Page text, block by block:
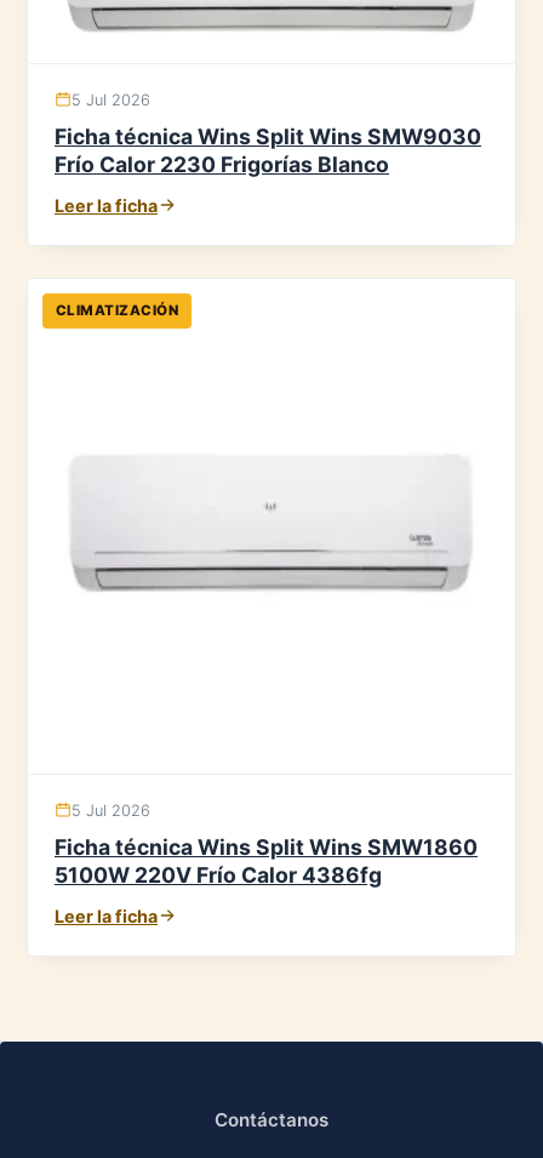
5 Jul 2026
Ficha técnica Wins Split Wins SMW9030
Frío Calor 2230 Frigorías Blanco
Leer la ficha
CLIMATIZACIÓN
5 Jul 2026
Ficha técnica Wins Split Wins SMW1860
5100W 220V Frío Calor 4386fg
Leer la ficha
Contáctanos